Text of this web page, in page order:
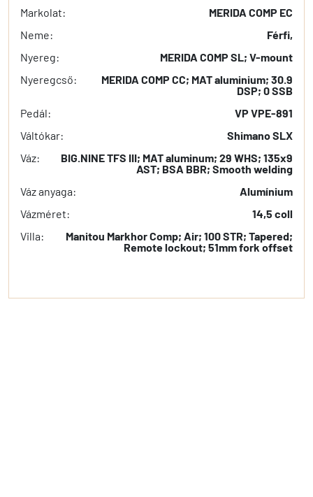
Markolat:
MERIDA COMP EC
Neme:
Férfi,
Nyereg:
MERIDA COMP SL; V-mount
Nyeregcső:
MERIDA COMP CC; MAT aluminium; 30.9
DSP; 0 SSB
Pedál:
VP VPE-891
Váltókar:
Shimano SLX
Váz:
BIG.NINE TFS III; MAT aluminum; 29 WHS; 135x9
AST; BSA BBR; Smooth welding
Váz anyaga:
Alumínium
Vázméret:
14,5 coll
Villa:
Manitou Markhor Comp; Air; 100 STR; Tapered;
Remote lockout; 51mm fork offset